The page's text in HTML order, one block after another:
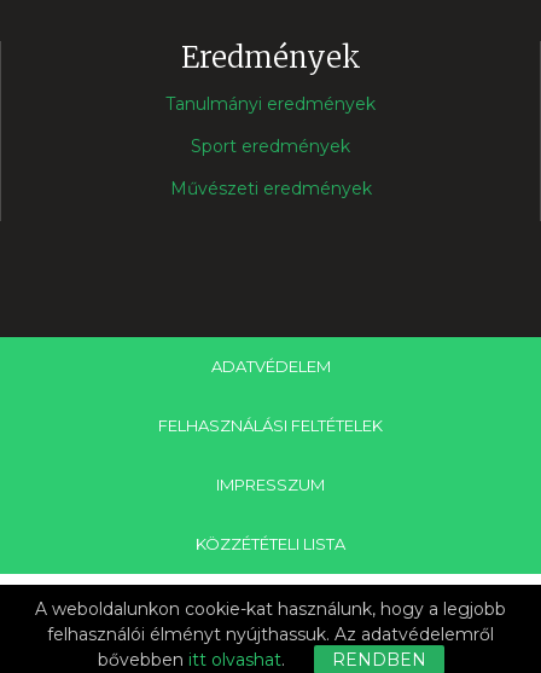
A weboldalunkon cookie-kat használunk, hogy a legjobb
felhasználói élményt nyújthassuk. Az adatvédelemről
bővebben itt olvashat. RENDBEN
Eredmények
Tanulmányi eredmények
Sport eredmények
Művészeti eredmények
ADATVÉDELEM
FELHASZNÁLÁSI FELTÉTELEK
IMPRESSZUM
KÖZZÉTÉTELI LISTA
Copyright © 2024 Bolyai János Református Általános Iskola &
Nagykanizsa Tankerületi Központ